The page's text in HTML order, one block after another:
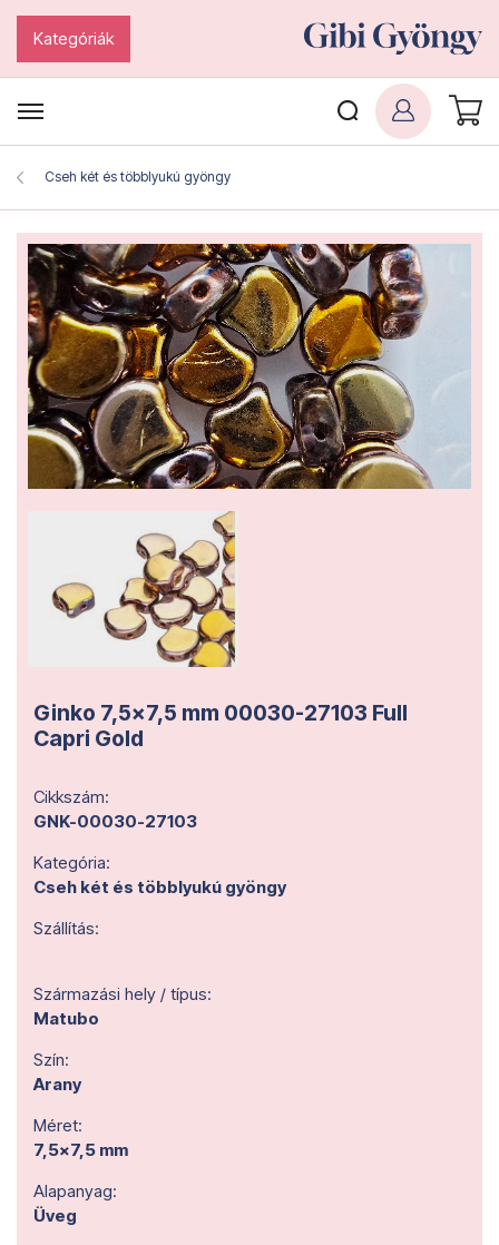
Kategóriák
Cseh két és többlyukú gyöngy
Ginko 7,5x7,5 mm 00030-27103 Full
Capri Gold
Cikkszám:
GNK-00030-27103
Kategória:
Cseh két és többlyukú gyöngy
Szállítás:
Származási hely / típus:
Matubo
Szín:
Arany
Méret:
7,5x7,5 mm
Alapanyag:
Üveg